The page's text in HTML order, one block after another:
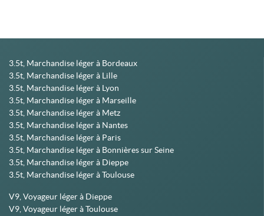
3.5t, Marchandise léger à Bordeaux
3.5t, Marchandise léger à Lille
3.5t, Marchandise léger à Lyon
3.5t, Marchandise léger à Marseille
3.5t, Marchandise léger à Metz
3.5t, Marchandise léger à Nantes
3.5t, Marchandise léger à Paris
3.5t, Marchandise léger à Bonnières sur Seine
3.5t, Marchandise léger à Dieppe
3.5t, Marchandise léger à Toulouse
V9, Voyageur léger à Dieppe
V9, Voyageur léger à Toulouse